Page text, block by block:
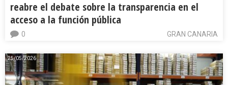
reabre el debate sobre la transparencia en el
acceso a la función pública
GRAN CANARIA
0
25/05/2026